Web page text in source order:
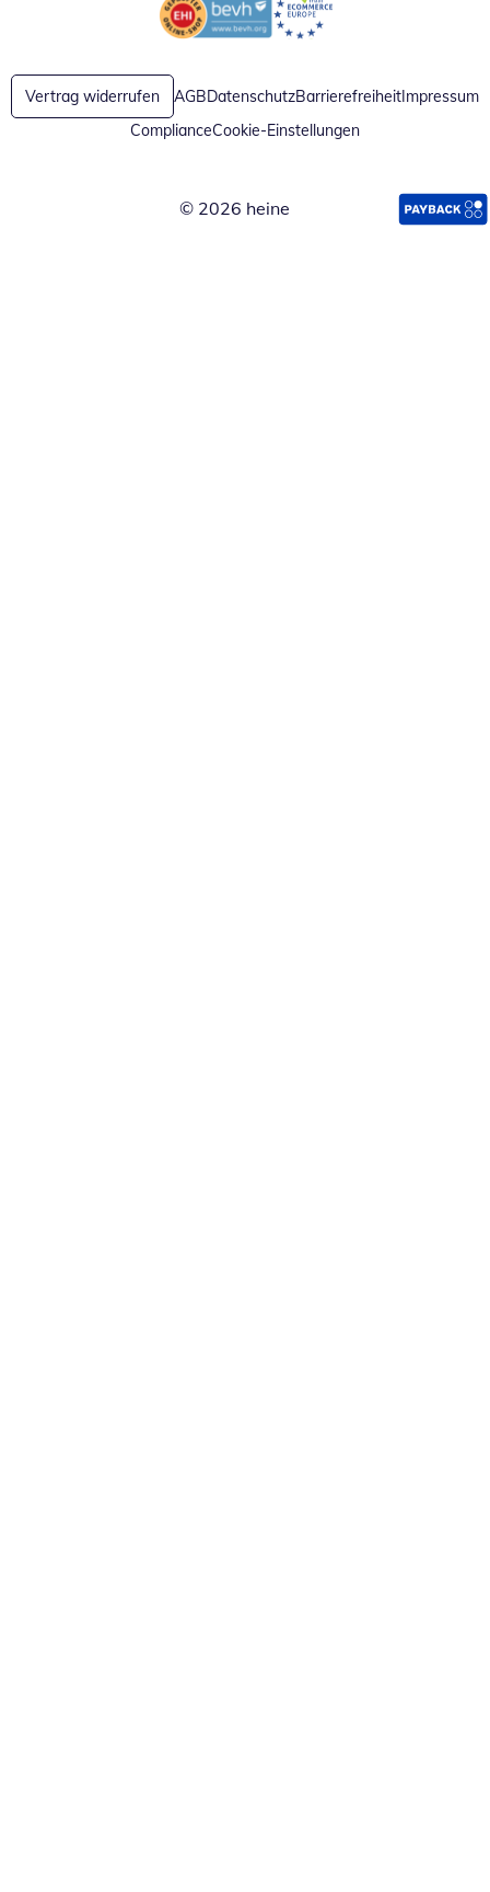
Öffnet in neuem FensterÖffnet in neuem Fenster
Vertrag widerrufen AGBDatenschutzBarrierefreiheit Impressum
ComplianceCookie-Einstellungen
© 2026 heine